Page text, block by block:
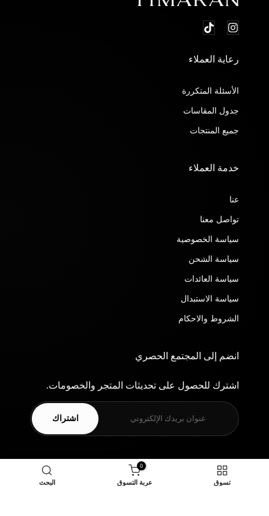
رعاية العملاء
الأسئلة المتكررة
جدول المقاسات
جميع المنتجات
خدمة العملاء
عنا
تواصل معنا
سياسة الخصوصية
سياسة الشحن
سياسة العائدات
سياسة الاستبدال
الشروط والاحكام
انضم إلى المجتمع الحصري
اشترك للحصول على تحديثات المتجر والخصومات.
اشتراك
جميع الحقوق محفوظة © 2026 تسوق
0
عربة التسوق البحث